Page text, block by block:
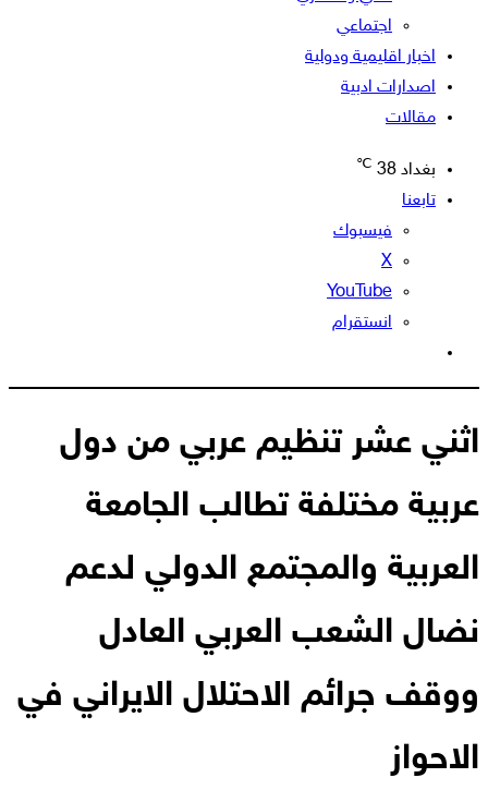
اجتماعي
اخبار اقليمية ودولية
اصدارات ادبية
مقالات
بغداد 38
℃
تابعنا
فيسبوك
‫X
‫YouTube
انستقرام
المظلم
اثني عشر تنظيم عربي من دول
عربية مختلفة تطالب الجامعة
العربية والمجتمع الدولي لدعم
نضال الشعب العربي العادل
ووقف جرائم الاحتلال الايراني في
الاحواز